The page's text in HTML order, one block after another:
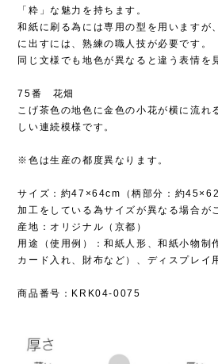
「粋」な魅力を持ちます。
和紙に刷る為には専用の型を用いますが
に出すには、熟練の職人技が必要です。
同じ文様でも地色が異なると違う表情を
75番 花畑
こげ茶色の地色に金色の小花が横に流れ
しい連続模様です。
※色は生産の都度異なります。
サイズ：約47×64cm（柄部分：約
加工をしている為サイズが異なる場合が
産地：オリジナル（京都）
用途（使用例）：和紙人形、和紙小物制
カード入れ、財布など）、ディスプレイ
商品番号：KRK04-0075